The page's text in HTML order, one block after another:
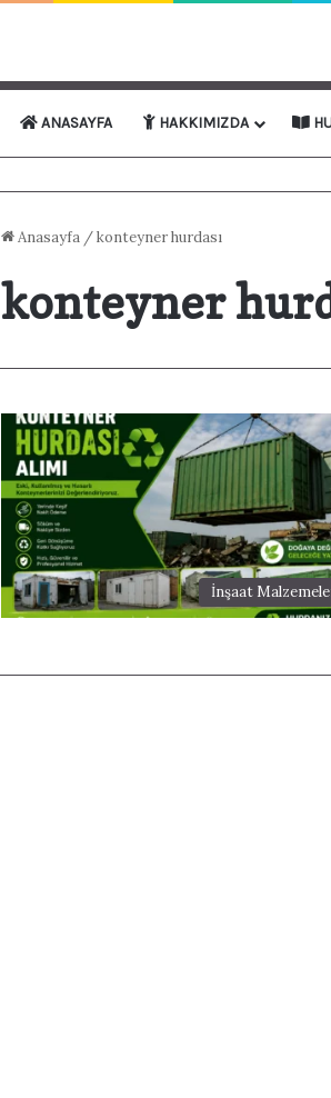
ANASAYFA HAKKIMIZDA
Anasayfa /konteyner hurdası
konteyner
İnşaat